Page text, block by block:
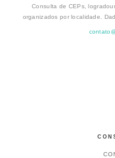
Consulta de CEPs,
organizados por localidade.